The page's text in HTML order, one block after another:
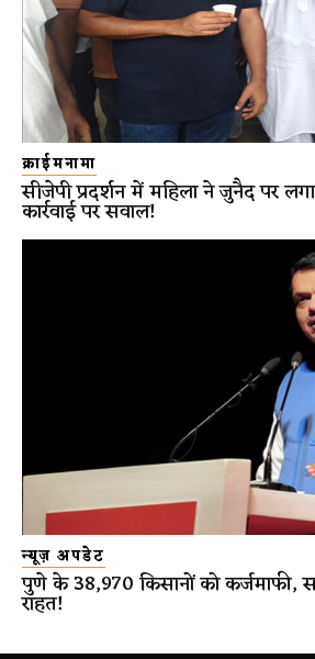
क्राईमनामा
सीजेपी प्रदर्शन में महिला ने जुनैद पर
कार्रवाई पर सवाल!
न्यूज़ अपडेट
पुणे के 38,970 किसानों को कर्जमाफी,
राहत!